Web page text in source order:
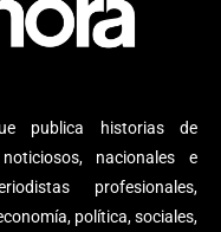
publica historias de
nacionales e
profesionales,
política, sociales,